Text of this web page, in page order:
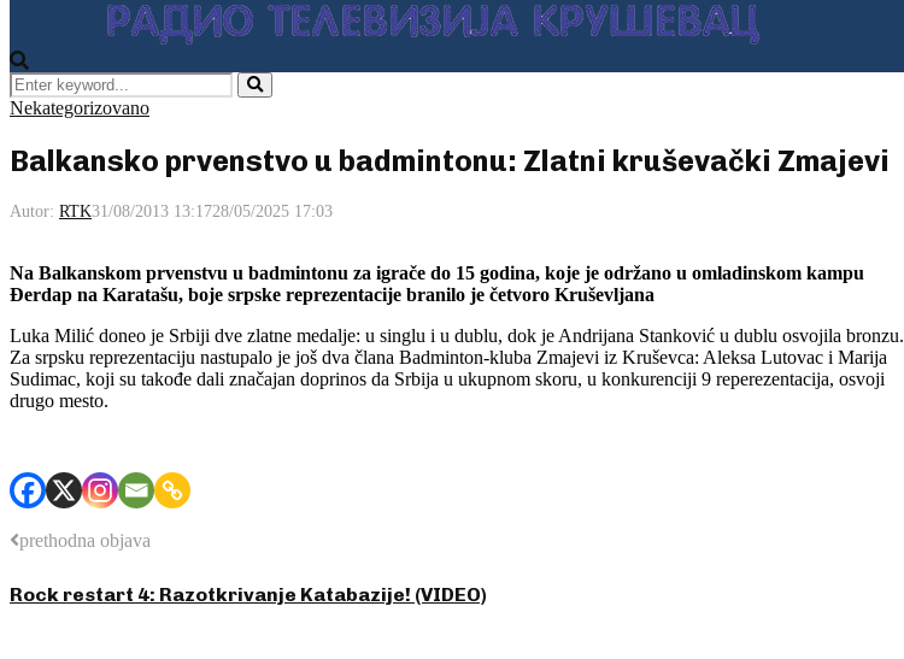
Search
for:
Pretraga
Nekategorizovano
Balkansko prvenstvo u badmintonu: Zlatni kruševački Zmajevi
Autor: RTK31/08/2013 13:1728/05/2025 17:03
Na Balkanskom prvenstvu u badmintonu za igrače do 15 godina, koje je održano u omladinskom kampu
Đerdap na Karatašu, boje srpske reprezentacije branilo je četvoro Kruševljana
Luka Milić doneo je Srbiji dve zlatne medalje: u singlu i u dublu, dok je Andrijana Stanković u dublu osvojila bronzu.
Za srpsku reprezentaciju nastupalo je još dva člana Badminton-kluba Zmajevi iz Kruševca: Aleksa Lutovac i Marija
Sudimac, koji su takođe dali značajan doprinos da Srbija u ukupnom skoru, u konkurenciji 9 reperezentacija, osvoji
drugo mesto.
prethodna objava
Rock restart 4: Razotkrivanje Katabazije! (VIDEO)